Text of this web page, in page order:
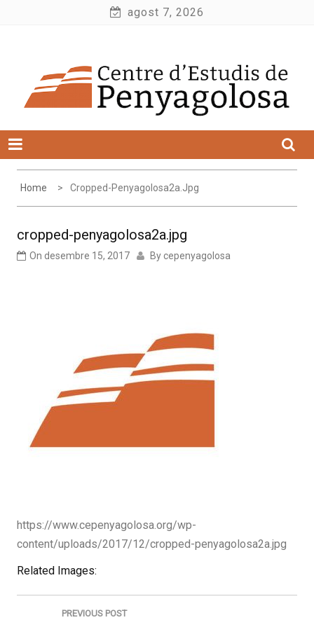
agost 7, 2026
Home Cropped-Penyagolosa2a.jpg
cropped-penyagolosa2a.jpg
On desembre 15, 2017 By cepenyagolosa
https://www.cepenyagolosa.org/wp-
content/uploads/2017/12/cropped-penyagolosa2a.jpg
Related Images:
Navegació
d'entrades
PREVIOUS POST